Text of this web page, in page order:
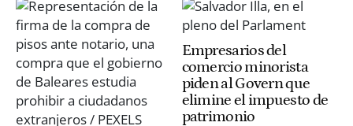
Empresarios del
comercio minorista
piden al Govern que
elimine el impuesto de
patrimonio